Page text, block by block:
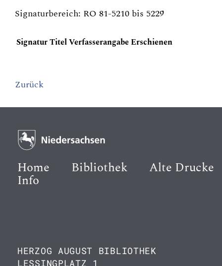
Signaturbereich: RO 81-5210 bis 5229
SignaturTitelVerfasserangabeErschienen
Zurück
Home Bibliothek Alte Drucke
Info
HERZOG AUGUST BIBLIOTHEK
LESSINGPLATZ 1